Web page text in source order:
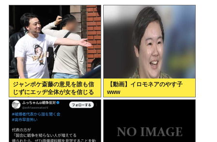
ジャンポケ斎藤の意見を誰も信
じずにエッヂ全体が女を信じる
空気感、怖すぎる
【動画】イロモネアのやす子
www